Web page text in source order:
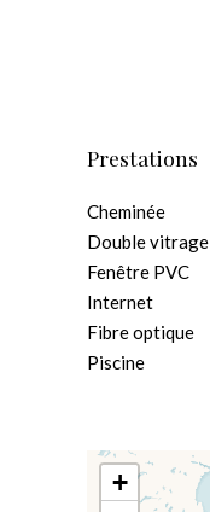
Prestations
Cheminée
Double vitrage
Fenêtre PVC
Internet
Fibre optique
Piscine
+